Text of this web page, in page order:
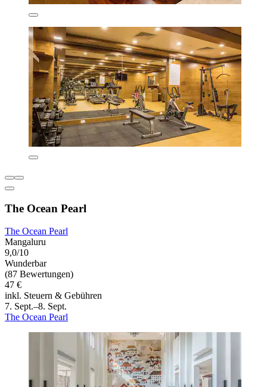
The Ocean Pearl
The Ocean Pearl
Mangaluru
9,0/10
Wunderbar
(87 Bewertungen)
47 €
inkl. Steuern & Gebühren
7. Sept.–8. Sept.
The Ocean Pearl